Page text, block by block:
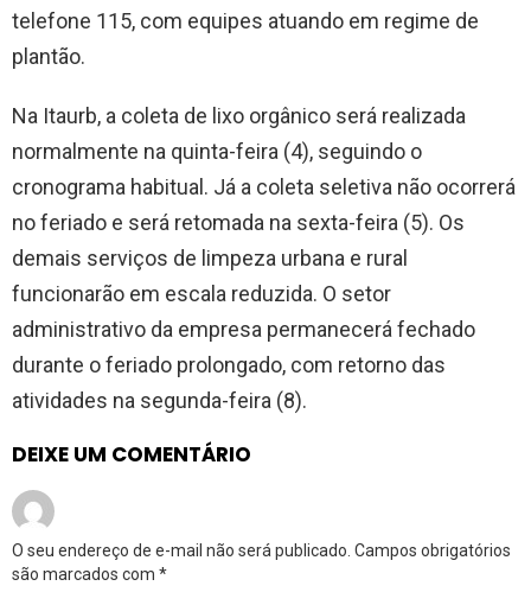
telefone 115, com equipes atuando em regime de
plantão.
Na Itaurb, a coleta de lixo orgânico será realizada
normalmente na quinta-feira (4), seguindo o
cronograma habitual. Já a coleta seletiva não ocorrerá
no feriado e será retomada na sexta-feira (5). Os
demais serviços de limpeza urbana e rural
funcionarão em escala reduzida. O setor
administrativo da empresa permanecerá fechado
durante o feriado prolongado, com retorno das
atividades na segunda-feira (8).
DEIXE UM COMENTÁRIO
O seu endereço de e-mail não será publicado. Campos obrigatórios
são marcados com *